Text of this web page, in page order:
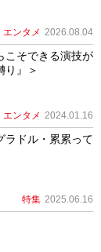
エンタメ 2026.08.04
こそできる演技が
り』＞
エンタメ 2024.01.16
ラドル・累累って
特集 2025.06.16